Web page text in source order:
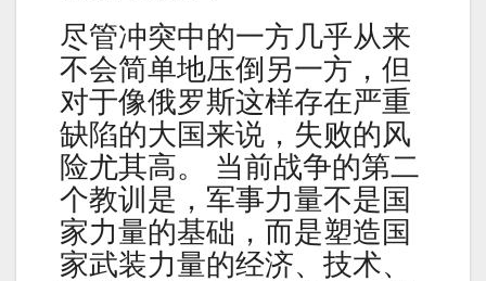
尽管冲突中的一方几乎从来
不会简单地压倒另一方，但
对于像俄罗斯这样存在严重
缺陷的大国来说，失败的风
险尤其高。 当前战争的第二
个教训是，军事力量不是国
家力量的基础，而是塑造国
家武装力量的经济、技术、